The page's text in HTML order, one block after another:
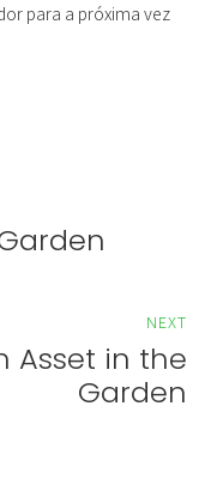
para a próxima vez
NEXT
Asset in the
Garden